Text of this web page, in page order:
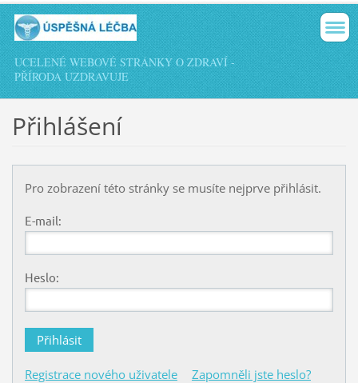
UCELENÉ WEBOVÉ STRÁNKY O ZDRAVÍ -
PŘÍRODA UZDRAVUJE
Přihlášení
Pro zobrazení této stránky se musíte nejprve přihlásit.
E-mail:
Heslo:
Registrace nového uživatele Zapomněli jste heslo?